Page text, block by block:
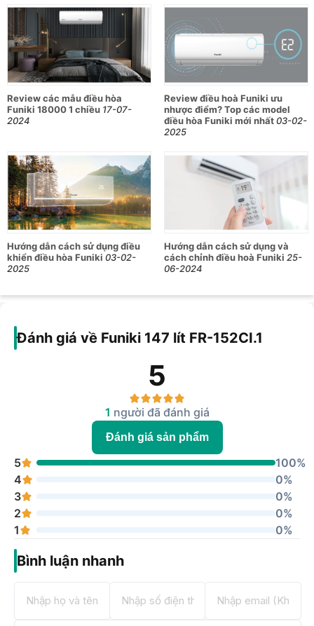
Review các mẫu điều hòa
Funiki 18000 1 chiều 17-07-
2024
Review điều hoà Funiki ưu
nhược điểm? Top các model
điều hòa Funiki mới nhất03-02-
2025
Hướng dẫn cách sử dụng điều
khiển điều hòa Funiki 03-02-
2025
Hướng dẫn cách sử dụng và
cách chỉnh điều hoà Funiki 25-
06-2024
Đánh giá về Funiki 147 lít FR-152CI.1
5
1 người đã đánh giá
Đánh giá sản phẩm
5
100%
4
0%
3
0%
2
0%
1
0%
Bình luận nhanh